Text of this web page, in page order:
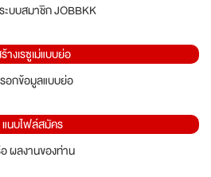
ะบบสมาชิก JOBBKK
างเรซูเม่แบบย่อ
อกข้อมูลแบบย่อ
แนบไฟล์สมัคร
ผลงานของท่าน